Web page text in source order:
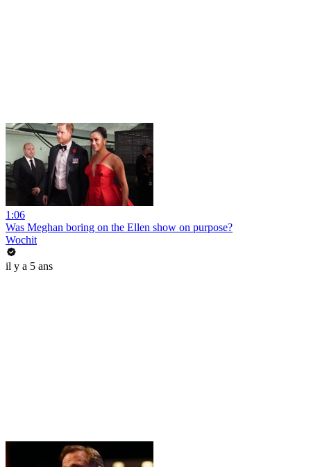
1:06
Was Meghan boring on the Ellen show on purpose?
Wochit
il y a 5 ans